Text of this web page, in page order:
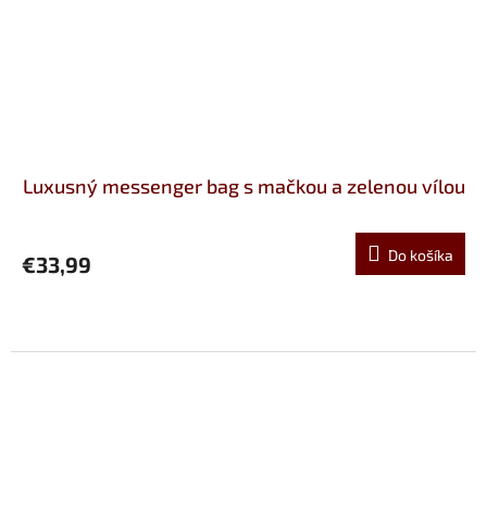
Luxusný messenger bag s mačkou a zelenou vílou
€33,99 Do košíka